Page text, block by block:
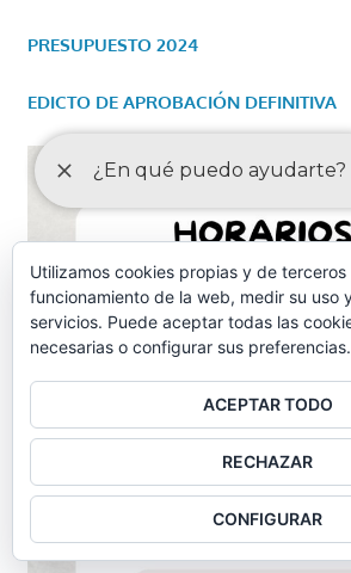
PRESUPUESTO 2024
EDICTO DE APROBACIÓN DEFINITIVA
Utilizamos cookies propias y de
funcionamiento de la web, medir su uso
servicios. Puede aceptar todas las
necesarias o configurar sus preferencias.
ACEPTAR TODO
RECHAZAR
CONFIGURAR